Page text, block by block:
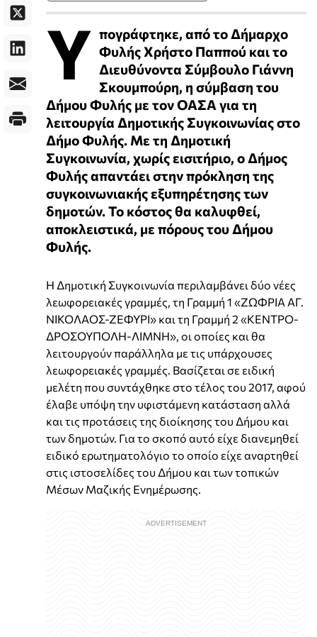
Υ πογράφτηκε, από το Δήμαρχο
Φυλής Χρήστο Παππού και το
Διευθύνοντα Σύμβουλο Γιάννη
Σκουμπούρη, η σύμβαση του
Δήμου Φυλής με τον ΟΑΣΑ για τη
λειτουργία Δημοτικής Συγκοινωνίας στο
Δήμο Φυλής. Με τη Δημοτική
Συγκοινωνία, χωρίς εισιτήριο, ο Δήμος
Φυλής απαντάει στην πρόκληση της
συγκοινωνιακής εξυπηρέτησης των
δημοτών. Το κόστος θα καλυφθεί,
αποκλειστικά, με πόρους του Δήμου
Φυλής.
Η Δημοτική Συγκοινωνία περιλαμβάνει δύο νέες
λεωφορειακές γραμμές, τη Γραμμή 1 «ΖΩΦΡΙΑ ΑΓ.
ΝΙΚΟΛΑΟΣ-ΖΕΦΥΡΙ» και τη Γραμμή 2 «ΚΕΝΤΡΟ-
ΔΡΟΣΟΥΠΟΛΗ-ΛΙΜΝΗ», οι οποίες και θα
λειτουργούν παράλληλα με τις υπάρχουσες
λεωφορειακές γραμμές. Βασίζεται σε ειδική
μελέτη που συντάχθηκε στο τέλος του 2017, αφού
έλαβε υπόψη την υφιστάμενη κατάσταση αλλά
και τις προτάσεις της διοίκησης του Δήμου και
των δημοτών. Για το σκοπό αυτό είχε διανεμηθεί
ειδικό ερωτηματολόγιο το οποίο είχε αναρτηθεί
στις ιστοσελίδες του Δήμου και των τοπικών
Μέσων Μαζικής Ενημέρωσης.